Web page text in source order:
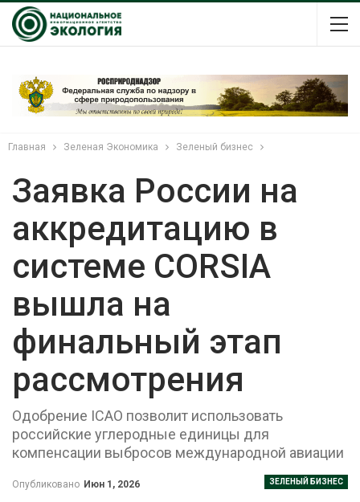
Главная Зеленая Экономика Зеленый бизнес
Заявка России на
аккредитацию в
системе CORSIA
вышла на
финальный этап
рассмотрения
Одобрение ICAO позволит использовать
российские углеродные единицы для
компенсации выбросов международной авиации
ЗЕЛЕНЫЙ БИЗНЕС
Опубликовано Июн 1, 2026